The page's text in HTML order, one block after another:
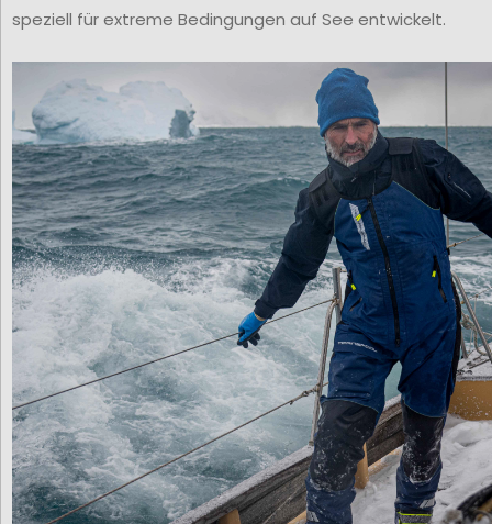
speziell für extreme Bedingungen auf See entwickelt.